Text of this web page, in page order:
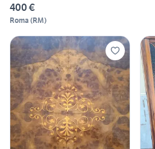
400 €
Roma (RM)